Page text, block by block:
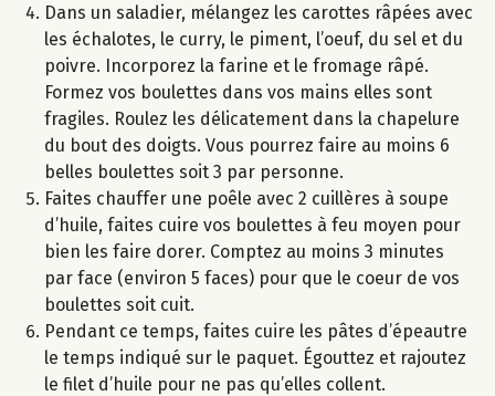
Dans un saladier, mélangez les carottes râpées avec
les échalotes, le curry, le piment, l’oeuf, du sel et du
poivre. Incorporez la farine et le fromage râpé.
Formez vos boulettes dans vos mains elles sont
fragiles. Roulez les délicatement dans la chapelure
du bout des doigts. Vous pourrez faire au moins 6
belles boulettes soit 3 par personne.
Faites chauffer une poêle avec 2 cuillères à soupe
d’huile, faites cuire vos boulettes à feu moyen pour
bien les faire dorer. Comptez au moins 3 minutes
par face (environ 5 faces) pour que le coeur de vos
boulettes soit cuit.
Pendant ce temps, faites cuire les pâtes d’épeautre
le temps indiqué sur le paquet. Égouttez et rajoutez
le filet d’huile pour ne pas qu’elles collent.